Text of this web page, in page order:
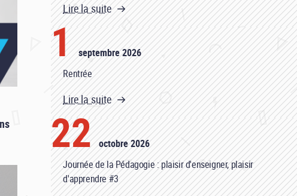
Lire la suite
1 septembre 2026
Rentrée
Lire la suite
22 octobre 2026
Journée de la Pédagogie : plaisir d'enseigner, plaisir
d'apprendre #3